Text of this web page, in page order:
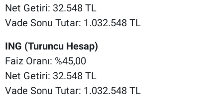
Net Getiri: 32.548 TL
Vade Sonu Tutar: 1.032.548 TL
ING (Turuncu Hesap)
Faiz Oranı: %45,00
Net Getiri: 32.548 TL
Vade Sonu Tutar: 1.032.548 TL